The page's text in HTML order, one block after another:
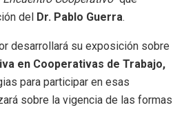
del Dr. Pablo Guerra.
desarrollará su exposición sobre
en Cooperativas de Trabajo,
para participar en esas
sobre la vigencia de las formas